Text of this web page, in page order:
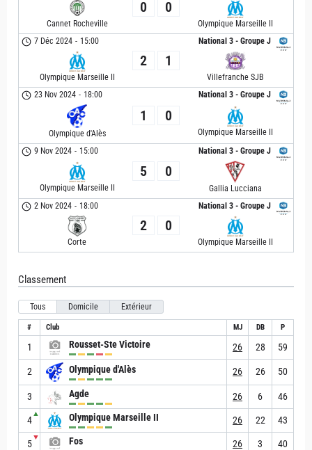
Cannet Rocheville
0 0
Olympique Marseille II
National 3 - Groupe J
7 Déc 2024 - 15:00
Olympique Marseille II
2 1
Villefranche SJB
National 3 - Groupe J
23 Nov 2024 - 18:00
Olympique d'Alès
1 0
Olympique Marseille II
National 3 - Groupe J
9 Nov 2024 - 15:00
Olympique Marseille II
5 0
Gallia Lucciana
National 3 - Groupe J
2 Nov 2024 - 18:00
Corte
2 0
Olympique Marseille II
Classement
Tous Domicile Extérieur
# Club MJ DB P
1 Rousset-Ste Victoire 26 28 59
2 Olympique d'Alès 26 26 50
3 Agde 26 6 46
4
▲ Olympique Marseille II 26 22 43
5
▼ Fos 26 3 40